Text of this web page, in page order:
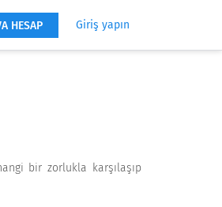
HESAP Giriş yapın
bir zorlukla karşılaşıp